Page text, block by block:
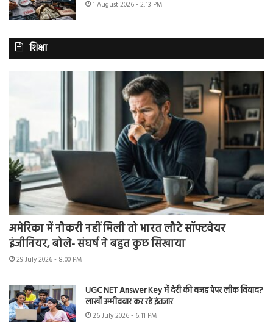
1 August 2026 - 2:13 PM
शिक्षा
अमेरिका में नौकरी नहीं मिली तो भारत लौटे सॉफ्टवेयर
इंजीनियर, बोले- संघर्ष ने बहुत कुछ सिखाया
29 July 2026 - 8:00 PM
UGC NET Answer Key में देरी की वजह पेपर लीक विवाद?
लाखों उम्मीदवार कर रहे इंतजार
26 July 2026 - 6:11 PM